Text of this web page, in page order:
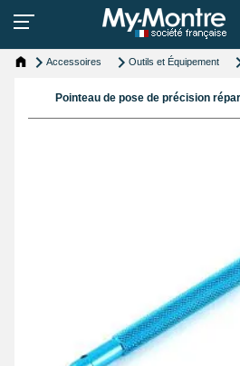
Accessoires Outils et Équipement
Pointeau de pose de précision